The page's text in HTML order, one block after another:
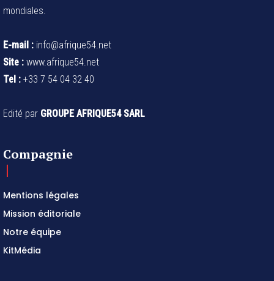
mondiales.
E-mail : info@afrique54.net
Site : www.afrique54.net
Tel : +33 7 54 04 32 40
Edité par GROUPE AFRIQUE54 SARL
Compagnie
Mentions légales
Mission éditoriale
Notre équipe
KitMédia